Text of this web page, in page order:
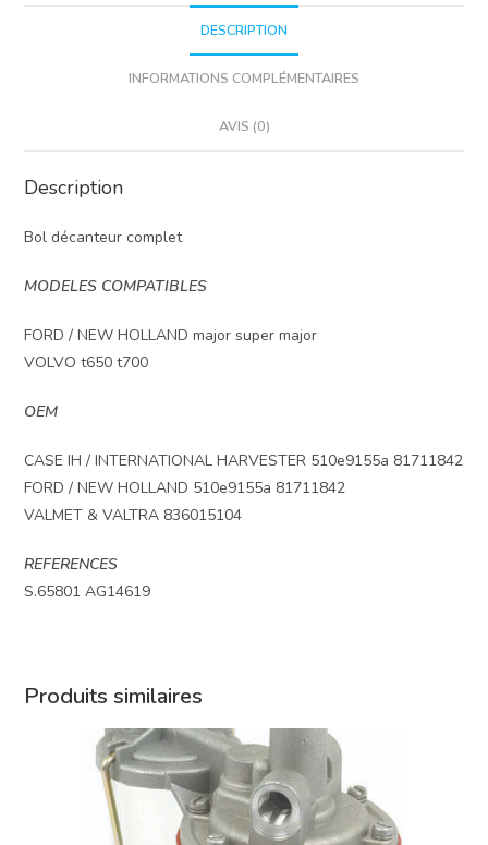
DESCRIPTION
INFORMATIONS COMPLÉMENTAIRES
AVIS (0)
Description
Bol décanteur complet
MODELES COMPATIBLES
FORD / NEW HOLLAND major super major
VOLVO t650 t700
OEM
CASE IH / INTERNATIONAL HARVESTER 510e9155a 81711842
FORD / NEW HOLLAND 510e9155a 81711842
VALMET & VALTRA 836015104
REFERENCES
S.65801 AG14619
Produits similaires